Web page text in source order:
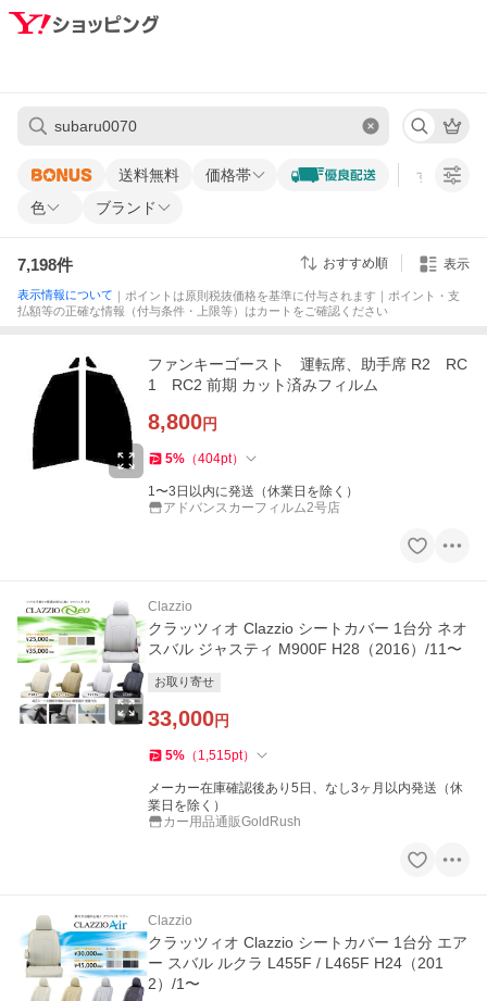
送料無料 価格帯 すべての条
色 ブランド
7,198件 おすすめ順 表示
表示情報について ｜ポイントは原則税抜価格を基準に付与されます｜ポイント・支
払額等の正確な情報（付与条件・上限等）はカートをご確認ください
ファンキーゴースト 運転席、助手席 R2 RC
1 RC2 前期 カット済みフィルム
8,800円
5% （404pt）
1〜3日以内に発送（休業日を除く）
アドバンスカーフィルム2号店
Clazzio
クラッツィオ Clazzio シートカバー 1台分 ネオ
スバル ジャスティ M900F H28（2016）/11〜
お取り寄せ
33,000円
5% （ 1,515pt）
メーカー在庫確認後あり5日、なし3ヶ月以内発送（休
業日を除く）
カー用品通販GoldRush
Clazzio
クラッツィオ Clazzio シートカバー 1台分 エア
ー スバル ルクラ L455F / L465F H24（201
2）/1〜